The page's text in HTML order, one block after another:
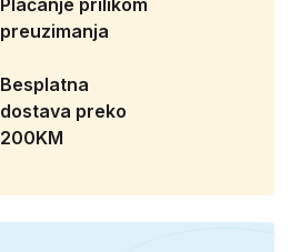
Plaćanje prilikom
preuzimanja
Besplatna
dostava preko
200KM